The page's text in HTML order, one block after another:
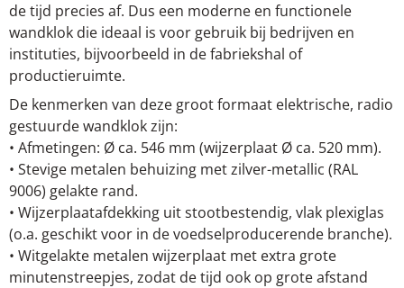
de tijd precies af. Dus een moderne en functionele
wandklok die ideaal is voor gebruik bij bedrijven en
instituties, bijvoorbeeld in de fabriekshal of
productieruimte.
De kenmerken van deze groot formaat elektrische, radio
gestuurde wandklok zijn:
• Afmetingen: Ø ca. 546 mm (wijzerplaat Ø ca. 520 mm).
• Stevige metalen behuizing met zilver-metallic (RAL
9006) gelakte rand.
• Wijzerplaatafdekking uit stootbestendig, vlak plexiglas
(o.a. geschikt voor in de voedselproducerende branche).
• Witgelakte metalen wijzerplaat met extra grote
minutenstreepjes, zodat de tijd ook op grote afstand